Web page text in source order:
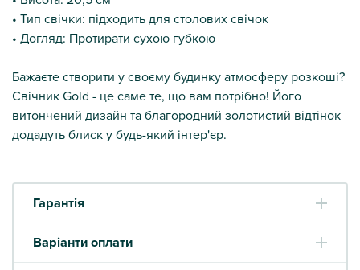
• Тип свічки: підходить для столових свічок
• Догляд: Протирати сухою губкою
Бажаєте створити у своєму будинку атмосферу розкоші?
Свічник Gold - це саме те, що вам потрібно! Його
витончений дизайн та благородний золотистий відтінок
додадуть блиск у будь-який інтер'єр.
Гарантія
Варіанти оплати